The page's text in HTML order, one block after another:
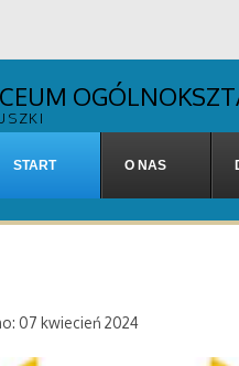
START O NAS
07 kwiecień 2024